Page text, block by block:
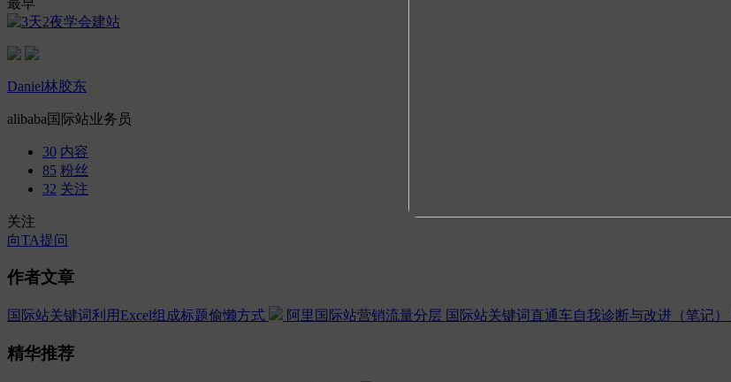
Daniel林胶东
alibaba国际站业务员
30 内容
85 粉丝
32 关注
关注
向TA提问
作者文章
国际站关键词利用Excel组成标题偷懒方式 阿里国际站营销流量分层 国际站关键词直通车自我诊断与改进（笔记）
精华推荐